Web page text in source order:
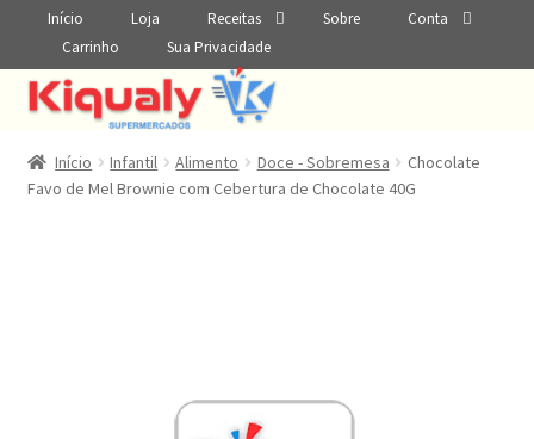
Início Loja Receitas Sobre
Conta
Carrinho
Sua Privacidade
Início Infantil Alimento Doce - Sobremesa
Chocolate
Favo de Mel Brownie com Cebertura de Chocolate 40G